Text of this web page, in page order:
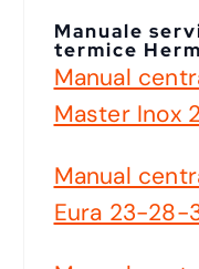
Manuale
termice
Manual
Master Inox
Manual
Eura 23-28-